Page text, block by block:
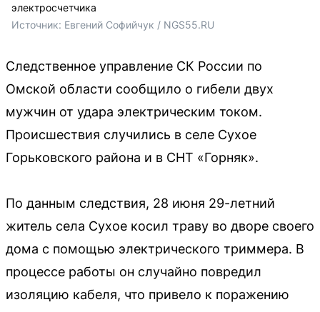
электросчетчика
Источник: Евгений Софийчук / NGS55.RU
Следственное управление СК России по
Омской области сообщило о гибели двух
мужчин от удара электрическим током.
Происшествия случились в селе Сухое
Горьковского района и в СНТ «Горняк».
По данным следствия, 28 июня 29-летний
житель села Сухое косил траву во дворе своего
дома с помощью электрического триммера. В
процессе работы он случайно повредил
изоляцию кабеля, что привело к поражению